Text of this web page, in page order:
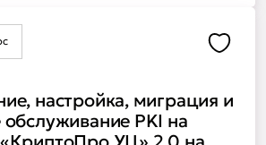
настройка, миграция и
обслуживание PKI на